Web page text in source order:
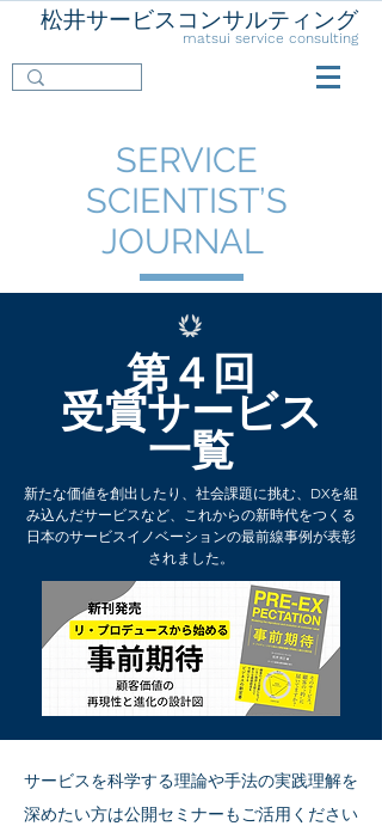
松井サービスコンサルティング
matsui service consulting
SERVICE
SCIENTIST’S
JOURNAL
第４回
​受賞サービス
一覧
新たな価値を創出したり、社会課題に挑む、DXを組
み込んだサービスなど、これからの新時代をつくる
日本のサービスイノベーションの最前線事例が表彰
されました。
サービスを科学する理論や手法の実践理解を
深めたい方は公開セミナーもご活用ください